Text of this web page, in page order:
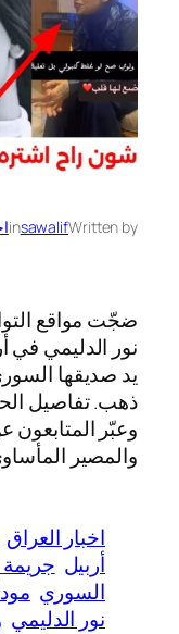
Written by
sawalif
in
ضجّت مواقع
نور الدليمي في
يد صديقها
ذهب. تفاصيل
وعبّر
والمصير
اخبار العراق
أربيل
السوري
نور الدليمي